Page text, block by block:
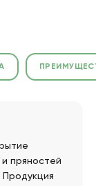
пряностей
Продукция